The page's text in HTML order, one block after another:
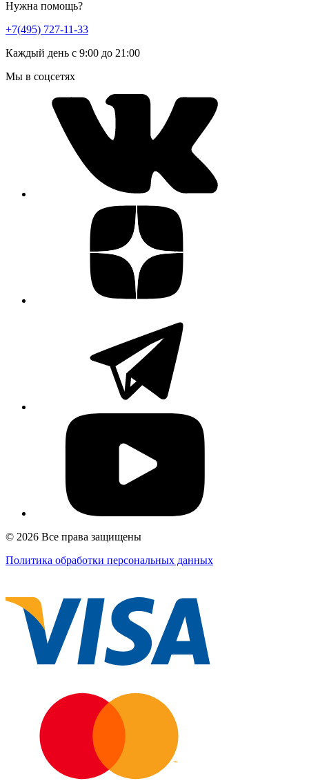
Нужна помощь?
+7(495) 727-11-33
Каждый день с 9:00 до 21:00
Мы в соцсетях
© 2026 Все права защищены
Политика обработки персональных данных